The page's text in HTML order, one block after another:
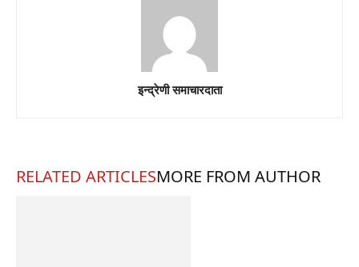
इन्द्रेणी समाचारदाता
RELATED ARTICLESMORE FROM AUTHOR